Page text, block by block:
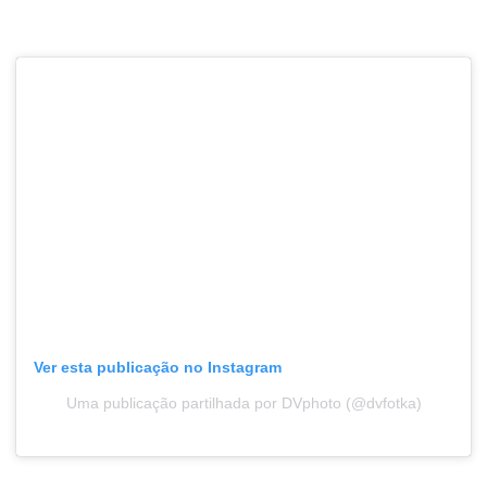
Ver esta publicação no Instagram
Uma publicação partilhada por DVphoto (@dvfotka)